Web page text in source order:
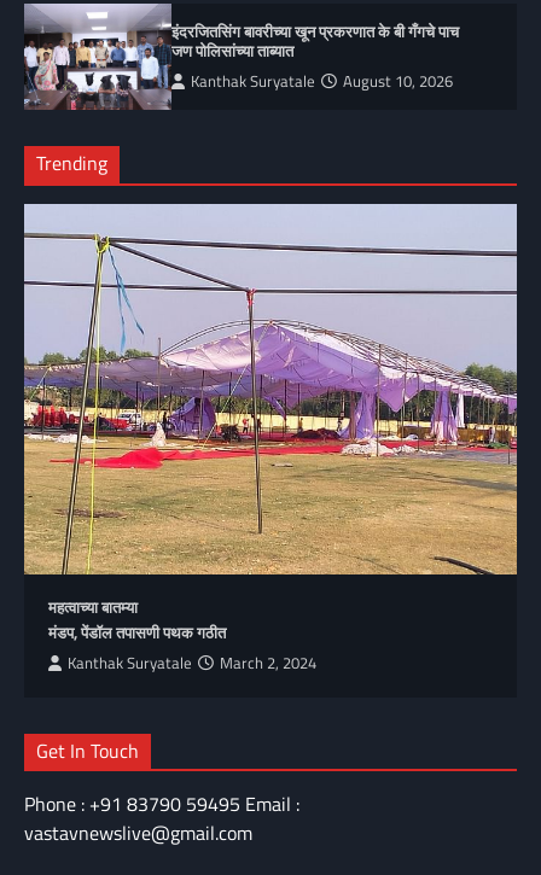
इंदरजितसिंग बावरीच्या खून प्रकरणात के बी गँगचे पाच
जण पोलिसांच्या ताब्यात
Kanthak Suryatale August 10, 2026
Trending
महत्वाच्या बातम्या
मंडप, पेंडॉल तपासणी पथक गठीत
Kanthak Suryatale March 2, 2024
Get In Touch
Phone : +91 83790 59495 Email :
vastavnewslive@gmail.com